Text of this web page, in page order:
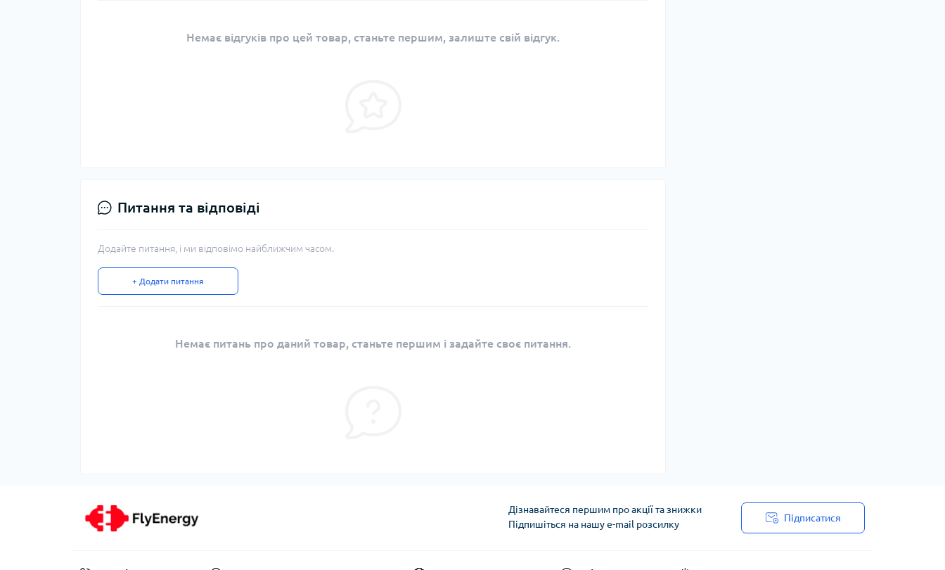
Немає відгуків про цей товар, станьте першим, залиште свій відгук.
Питання та відповіді
Додайте питання, і ми відповімо найближчим часом.
+ Додати питання
Немає питань про даний товар, станьте першим і задайте своє питання.
Дізнавайтеся першим про акції та знижки
Підпишіться на нашу e-mail розсилку
Підписатися